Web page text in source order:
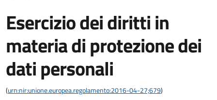
Esercizio dei diritti in
materia di protezione dei
dati personali
(urn:nir:unione.europea.regolamento:2016-04-27;679)